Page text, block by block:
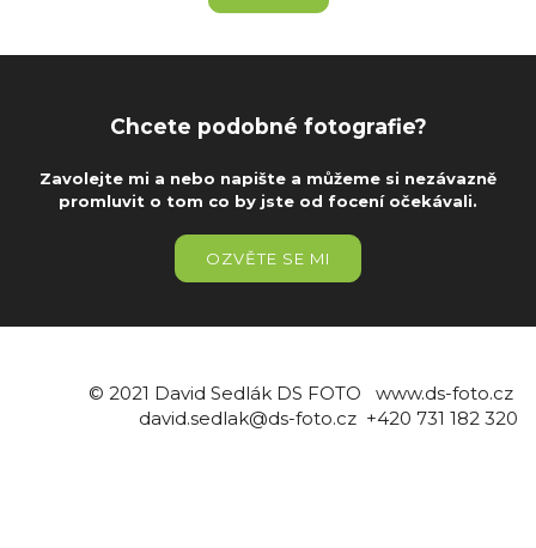
Chcete podobné fotografie?
Zavolejte mi a nebo napište a můžeme si nezávazně
promluvit o tom co by jste od focení očekávali.
OZVĚTE SE MI
© 2021 David Sedlák DS FOTO www.ds-foto.cz
david.sedlak@ds-foto.cz +420 731 182 320